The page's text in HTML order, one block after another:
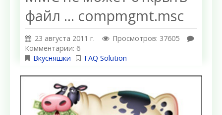
файл ... compmgmt.msc
23 августа 2011 г.
Просмотров: 37605
Комментарии: 6
Вкусняшки
FAQ Solution